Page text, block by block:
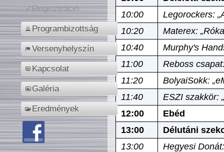
Regisztráció
Programbizottság
Versenyhelyszín
Kapcsolat
Galéria
Eredmények
10:00
Legorockers:
10:20
Materex:
10:40
Murphy's
11:00
Reboss
11:20
BolyaiSokk:
11:40
ESZI szakkör:
12:00
Ebéd
13:00
Délutáni
13:00
Hegyesi